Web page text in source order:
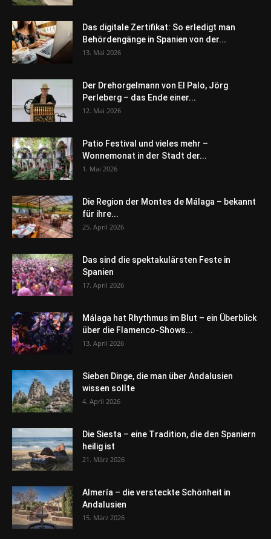
Das digitale Zertifikat: So erledigt man
Behördengänge in Spanien von der...
13. Mai 2026
Der Drehorgelmann von El Palo, Jörg
Perleberg – das Ende einer...
12. Mai 2026
Patio Festival und vieles mehr –
Wonnemonat in der Stadt der...
1. Mai 2026
Die Region der Montes de Málaga – bekannt
für ihre...
25. April 2026
Das sind die spektakulärsten Feste in
Spanien
17. April 2026
Málaga hat Rhythmus im Blut – ein Überblick
über die Flamenco-Shows...
13. April 2026
Sieben Dinge, die man über Andalusien
wissen sollte
4. April 2026
Die Siesta – eine Tradition, die den Spaniern
heilig ist
21. März 2026
Almería – die versteckte Schönheit in
Andalusien
15. März 2026